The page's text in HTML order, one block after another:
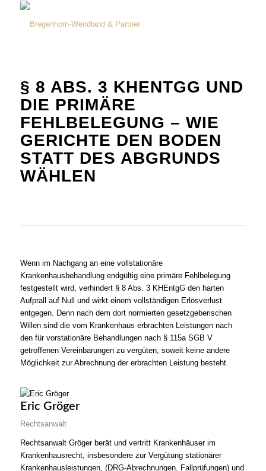
§ 8 ABS. 3 KHENTGG UND
DIE PRIMÄRE
FEHLBELEGUNG – WIE
GERICHTE DEN BODEN
STATT DES ABGRUNDS
WÄHLEN
Wenn im Nachgang an eine vollstationäre
Krankenhausbehandlung endgültig eine primäre Fehlbelegung
festgestellt wird, verhindert § 8 Abs. 3 KHEntgG den harten
Aufprall auf Null und wirkt einem vollständigen Erlösverlust
entgegen. Denn nach dem dort normierten gesetzgeberischen
Willen sind die vom Krankenhaus erbrachten Leistungen nach
den für vorstationäre Behandlungen nach § 115a SGB V
getroffenen Vereinbarungen zu vergüten, soweit keine andere
Möglichkeit zur Abrechnung der erbrachten Leistung besteht.
Eric Gröger
Rechtsanwalt
Rechtsanwalt Gröger berät und vertritt Krankenhäuser im
Krankenhausrecht, insbesondere zur Vergütung stationärer
Krankenhausleistungen, (DRG-Abrechnungen, Fallprüfungen) und